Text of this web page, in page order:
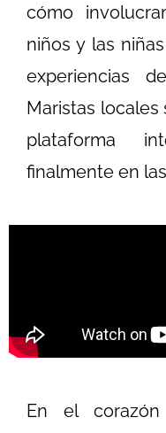
cómo
niños y las
experiencias
Maristas locales
plataforma
finalmente en
En el